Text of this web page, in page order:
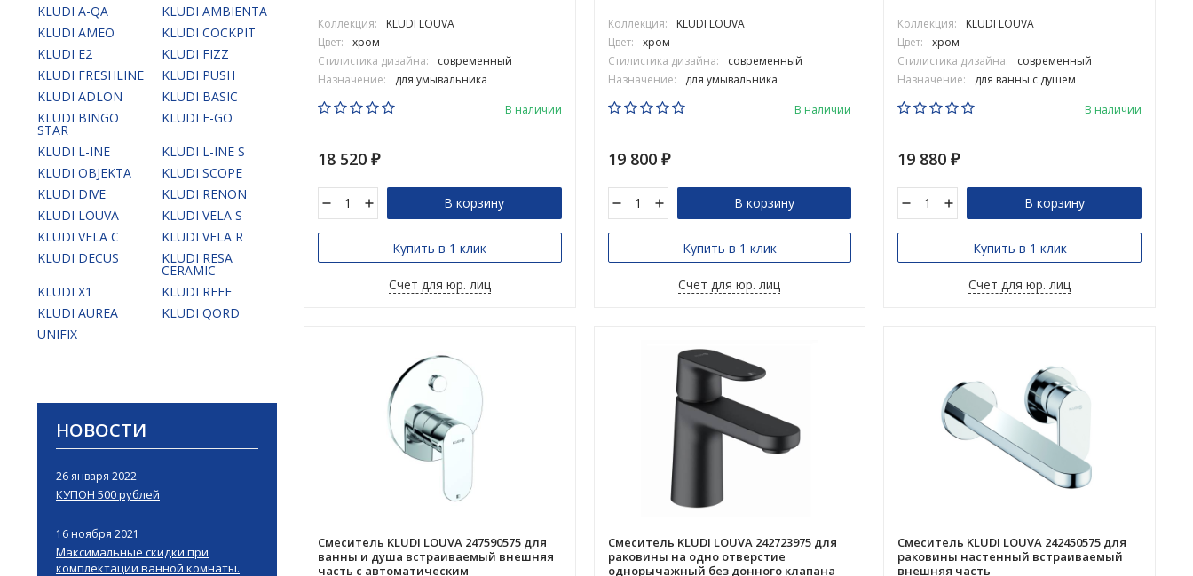
KLUDI A-QA
KLUDI AMBIENTA
KLUDI AMEO
KLUDI COCKPIT
KLUDI E2
KLUDI FIZZ
KLUDI FRESHLINE
KLUDI PUSH
KLUDI ADLON
KLUDI BASIC
KLUDI BINGO
STAR
KLUDI E-GO
KLUDI L-INE
KLUDI L-INE S
KLUDI OBJEKTA
KLUDI SCOPE
KLUDI DIVE
KLUDI RENON
KLUDI LOUVA
KLUDI VELA S
KLUDI VELA C
KLUDI VELA R
KLUDI DECUS
KLUDI RESA
CERAMIC
KLUDI X1
KLUDI REEF
KLUDI AUREA
KLUDI QORD
UNIFIX
НОВОСТИ
26 января 2022
КУПОН 500 рублей
16 ноября 2021
Максимальные скидки при
комплектации ванной комнаты.
Коллекция:
KLUDI LOUVA
Цвет:
хром
Стилистика дизайна:
современный
Назначение:
для умывальника
В наличии
18 520 ₽
В корзину
Купить в 1 клик
Счет для юр. лиц
Коллекция:
KLUDI LOUVA
Цвет:
хром
Стилистика дизайна:
современный
Назначение:
для умывальника
В наличии
19 800 ₽
В корзину
Купить в 1 клик
Счет для юр. лиц
Коллекция:
KLUDI LOUVA
Цвет:
хром
Стилистика дизайна:
современный
Назначение:
для ванны с душем
В наличии
19 880₽
В корзину
Купить в 1 клик
Счет для юр. лиц
Смеситель KLUDI LOUVA 247590575 для
ванны и душа встраиваемый внешняя
часть с автоматическим
Смеситель KLUDI LOUVA 242723975 для
раковины на одно отверстие
однорычажный без донного клапана
Смеситель KLUDI LOUVA 242450575 для
раковины настенный встраиваемый
внешняя часть